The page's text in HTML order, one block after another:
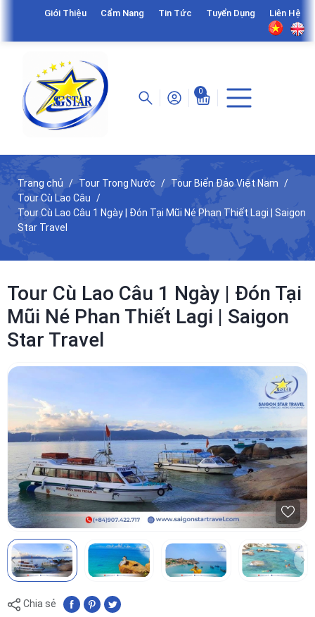
Giới Thiệu Cẩm Nang Tin Tức Tuyển Dụng Liên Hệ
0
Trang chủ Tour Trong Nước
Tour Biển Đảo Việt Nam
Tour Cù Lao Câu
Tour Cù Lao Câu 1 Ngày | Đón Tại Mũi Né Phan Thiết Lagi | Saigon
Star Travel
Tour Cù Lao Câu 1 Ngày | Đón Tại
Mũi Né Phan Thiết Lagi | Saigon
Star Travel
Chia sẻ